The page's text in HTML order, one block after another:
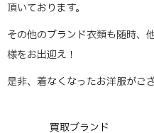
頂いております。
その他のブランド衣類も随時、
様をお出迎え！
是非、着なくなったお洋服がご
買取ブランド